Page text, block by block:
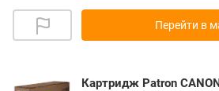
Перейти в
Картридж Patron